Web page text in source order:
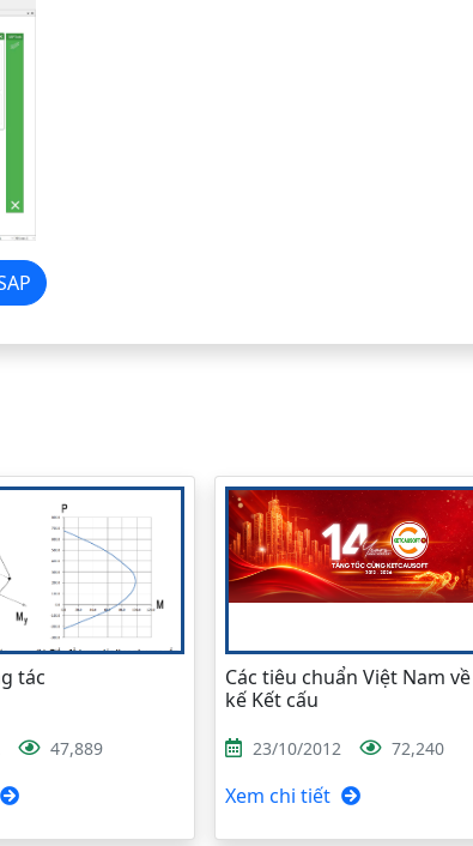
tác
47,889
Các tiêu chuẩn Việt Nam
kế Kết cấu
23/10/2012 72,240
Xem chi tiết